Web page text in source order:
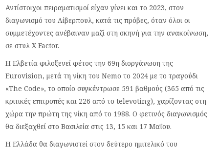
Αντίστοιχοι πειραματισμοί είχαν γίνει και το 2023, στον
διαγωνισμό του Λίβερπουλ, κατά τις πρόβες, όταν όλοι οι
συμμετέχοντες ανέβαιναν μαζί στη σκηνή για την ανακοίνωση,
σε στυλ X Factor.
Η Ελβετία φιλοξενεί φέτος την 69η διοργάνωση της
Eurovision, μετά τη νίκη του Nemo το 2024 με το τραγούδι
«The Code», το οποίο συγκέντρωσε 591 βαθμούς (365 από τις
κριτικές επιτροπές και 226 από το televoting), χαρίζοντας στη
χώρα την πρώτη της νίκη από το 1988. Ο φετινός διαγωνισμός
θα διεξαχθεί στο Βασιλεία στις 13, 15 και 17 Μαΐου.
Η Ελλάδα θα διαγωνιστεί στον δεύτερο ημιτελικό του